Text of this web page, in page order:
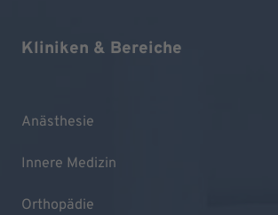
Kliniken & Bereiche
Anästhesie
Innere Medizin
Orthopädie